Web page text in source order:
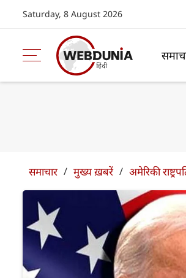
Saturday, 8 August 2026
समाचार / मुख्य ख़बरें / अमेरिकी